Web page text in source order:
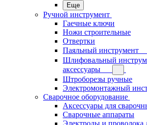
Еще
Ручной инструмент
Гаечные ключи
Ножи строительные
Отвертки
Паяльный инструмент
Шлифовальный
аксессуары
Штроборезы ручные
Электромонтажный
Сварочное оборудование
Аксессуары для
Сварочные аппараты
Электроды и проволока